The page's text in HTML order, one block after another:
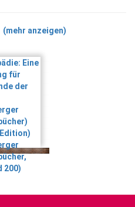
(mehr anzeigen)